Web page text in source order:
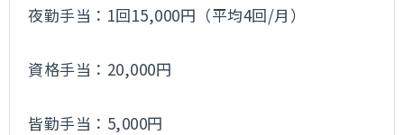
夜勤手当：1回15,000円（平均4回/月）
資格手当：20,000円
皆勤手当：5,000円